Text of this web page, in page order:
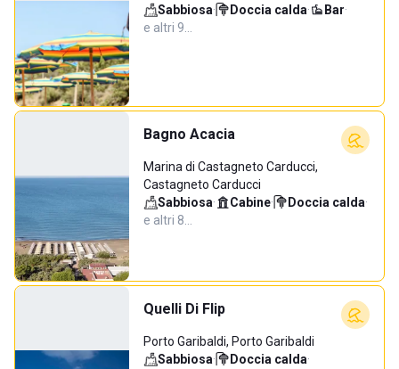
Sabbiosa· Doccia calda· Bar·
e altri 9…
Bagno Acacia
Marina di Castagneto Carducci,
Castagneto Carducci
Sabbiosa· Cabine· Doccia calda·
e altri 8…
Quelli Di Flip
Porto Garibaldi, Porto Garibaldi
Sabbiosa· Doccia calda·